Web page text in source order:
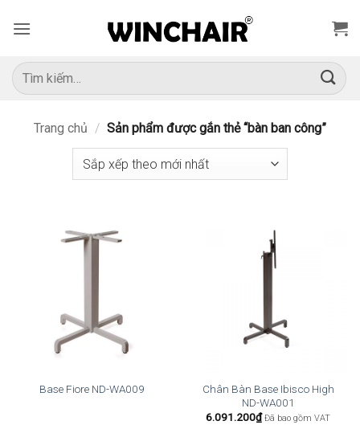
qua
dung
Tìm
kiếm:
Trang chủ / Sản phẩm được gắn thẻ “bàn ban công”
Base Fiore ND-WA009
Chân Bàn Base Ibisco High
ND-WA001
6.091.200₫ Đã bao gồm VAT